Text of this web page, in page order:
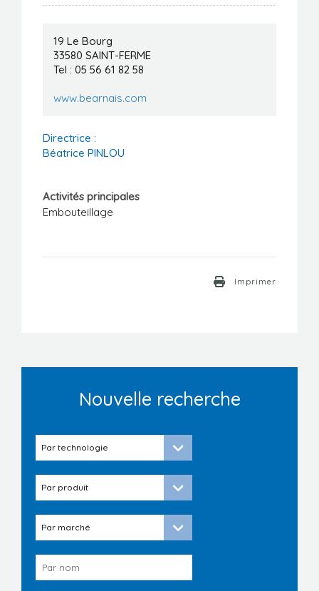
Formations
Stages/Emplois
Liens utiles
19 Le Bourg
33580 SAINT-FERME
Tel : 05 56 61 82 58
www.bearnais.com
Directrice :
Béatrice PINLOU
Activités principales
Embouteillage
Imprimer
Nouvelle recherche